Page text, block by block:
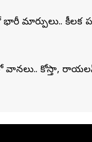
మార్పులు.. కీలక
వానలు.. కోస్తా,